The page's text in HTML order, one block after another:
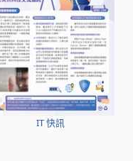
IT 快訊